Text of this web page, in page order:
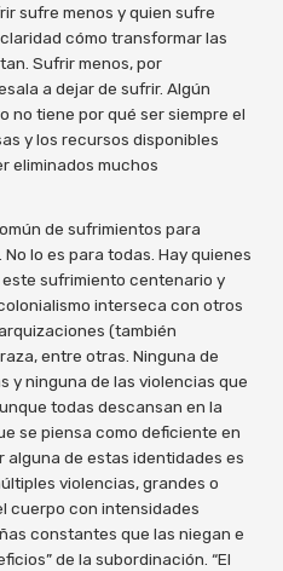
sufre menos y quien sufre
cómo transformar las
Sufrir menos, por
a dejar de sufrir. Algún
no tiene por qué ser siempre el
y los recursos disponibles
eliminados muchos
de sufrimientos para
lo es para todas. Hay quienes
sufrimiento centenario y
interseca con otros
(también
entre otras. Ninguna de
y ninguna de las violencias que
todas descansan en la
se piensa como deficiente en
de estas identidades es
violencias, grandes o
cuerpo con intensidades
constantes que las niegan e
de la subordinación. “El